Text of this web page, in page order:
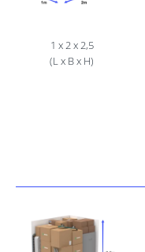
1 x 2 x 2,5
(L x B x H)